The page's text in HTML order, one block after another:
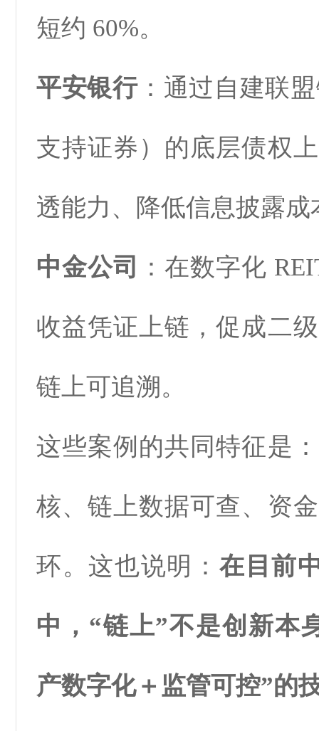
短约 60%。
平安银行：通过自建联
支持证券）的底层债权
透能力、降低信息披露成
中金公司 ：在数字化
收益凭证上链，促成二
链上可追溯。
这些案例的共同特征是
核、链上数据可查、资
环。这也说明： 在目前
中，“链上”不是创新本
产数字化＋监管可控”的